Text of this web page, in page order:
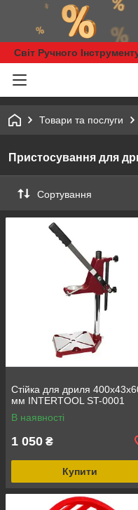
Світ Ручного
Товари та послуги
Пристосування для
Сортування
Стійка для дриля
мм INTERTOOL ST-0001
В наявності
1 050 ₴
Купити